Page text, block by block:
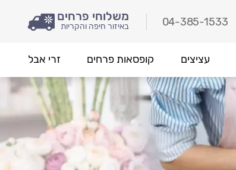
משלוחי פרחים
באיזור חיפה והקריות 04-385-1533
עציצים קופסאות פרחים זרי אבל